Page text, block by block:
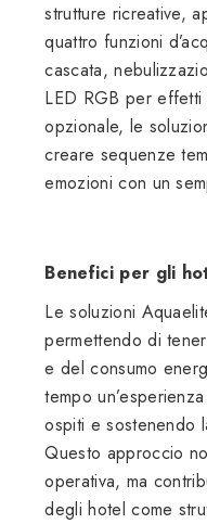
strutture ricreative,
quattro funzioni
cascata,
LED RGB per effetti
opzionale, le
creare sequenze
emozioni con un
Benefici per gli
Le soluzioni
permettendo di
e del consumo
tempo
ospiti e sostenendo
Questo approccio
operativa, ma
degli hotel come